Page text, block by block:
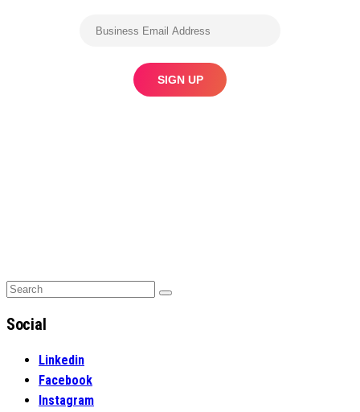
Search
Search
Social
Linkedin
Facebook
Instagram